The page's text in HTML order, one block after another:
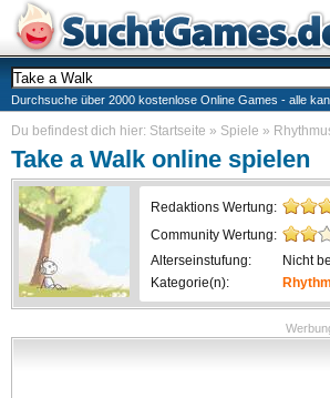
Durchsuche über 2000 kostenlose Online Games - alle
Du befindest dich hier: Startseite » Spiele »
Take a Walk online spielen
Redaktions Wertung:
Community Wertung:
Alterseinstufung:
Nicht
Kategorie(n):